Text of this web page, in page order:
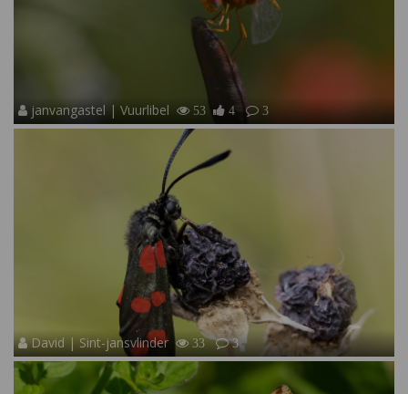
janvangastel | Vuurlibel 53 4 3
David | Sint-jansvlinder 33 3